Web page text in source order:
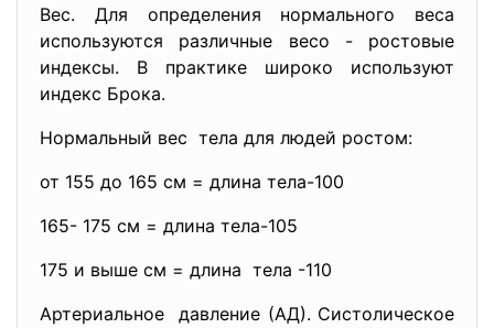
Вес. Для определения нормального веса
используются различные весо - ростовые
индексы. В практике широко используют
индекс Брока.
Нормальный вес тела для людей ростом:
от 155 до 165 см = длина тела-100
165- 175 см = длина тела-105
175 и выше см = длина тела -110
Артериальное давление (АД). Систолическое